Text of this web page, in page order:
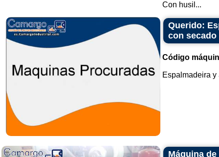
Con husil...
Querido:
con secado
Código
Espalmadeira
Máquina